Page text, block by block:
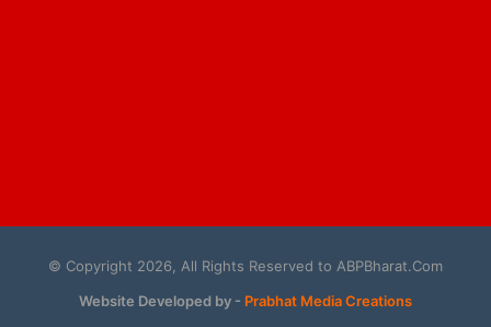
© Copyright 2026, All Rights Reserved to ABPBharat.Com
Website Developed by - Prabhat Media Creations